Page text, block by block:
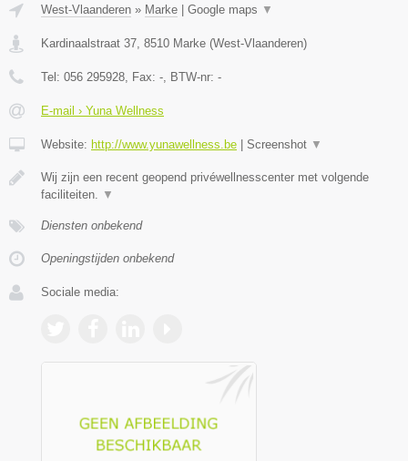
West-Vlaanderen » Marke Google maps ▼
Kardinaalstraat 37, 8510 Marke (West-Vlaanderen)
Tel: 056 295928, Fax: -, BTW-nr: -
E-mail › Yuna Wellness
Website: http://www.yunawellness.be Screenshot ▼
Wij zijn een recent geopend privéwellnesscenter met volgende
faciliteiten. ▼
Diensten onbekend
Openingstijden onbekend
Sociale media: